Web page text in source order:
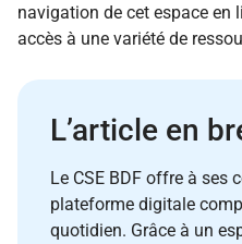
navigation de cet espace
accès à une variété de
L’article en
Le CSE BDF offre à ses
plateforme digitale
quotidien. Grâce à un